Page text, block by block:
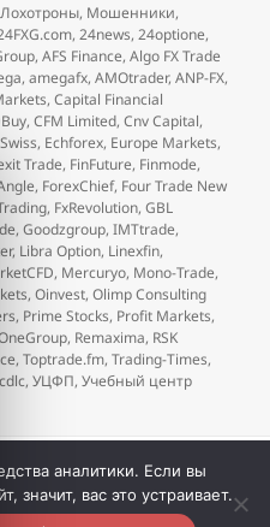
Рубрики
Лохотроны, Мошенники,
,24news,24optione,
,AFS Finance,Algo FX Trade
,amegafx,AMOtrader,ANP-FX,
,Capital Financial
,CFM Limited,Cnv Capital,
, Echforex, Europe Markets,
Trade, FinFuture, Finmode,
, ForexChief, Four Trade New
Trading, FxRevolution,GBL
,Goodzgroup,IMTtrade,
, Libra Option, Linexfin,
, Mercuryo, Mono-Trade,
,Oinvest,Olimp Consulting
, Prime Stocks, Profit Markets,
OneGroup, Remaxima, RSK
,Toptrade.fm,Trading-Times,
,УЦФП,Учебный центр
или
конфиденциальности.
аналитики. Если вы
значит, вас это устраивает.